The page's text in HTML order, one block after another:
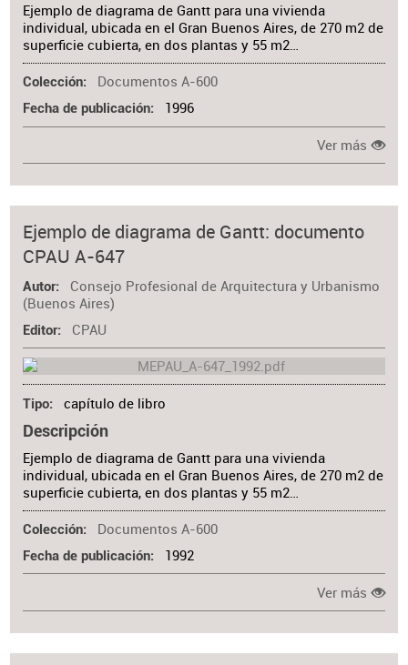
Ejemplo de diagrama de Gantt para una vivienda
individual, ubicada en el Gran Buenos Aires, de 270 m2 de
superficie cubierta, en dos plantas y 55 m2…
Colección Documentos A-600
Fecha de publicación 1996
Ver más
Ejemplo de diagrama de Gantt: documento
CPAU A-647
Autor
Consejo Profesional de Arquitectura y Urbanismo
(Buenos Aires)
Editor CPAU
Tipo capítulo de libro
Descripción
Ejemplo de diagrama de Gantt para una vivienda
individual, ubicada en el Gran Buenos Aires, de 270 m2 de
superficie cubierta, en dos plantas y 55 m2…
Colección Documentos A-600
Fecha de publicación 1992
Ver más